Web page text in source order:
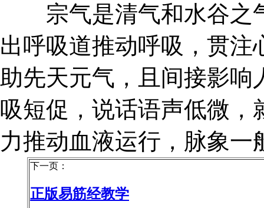
宗气是清气和水谷之
出呼吸道推动呼吸，贯
助先天元气，且间接影响
吸短促，说话语声低微，
力推动血液运行，脉象一
下一页：
正版易筋经教学